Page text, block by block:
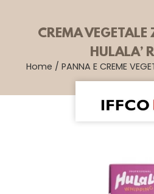
CREMA VEGETALE
HULALA’
Home / PANNA E CREME